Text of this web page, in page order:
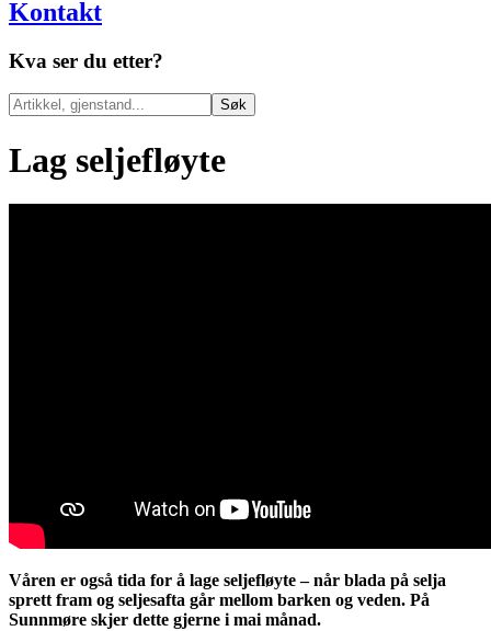
Kontakt
Kva ser du etter?
Søk
Lag seljefløyte
Våren er også tida for å lage seljefløyte – når blada på selja
sprett fram og seljesafta går mellom barken og veden. På
Sunnmøre skjer dette gjerne i mai månad.